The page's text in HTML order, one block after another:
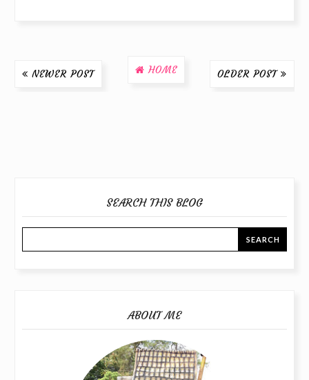
NEWER POST OLDER POST
HOME
SEARCH THIS BLOG
ABOUT ME